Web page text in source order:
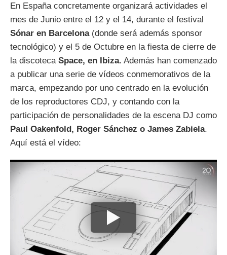
En España concretamente organizará actividades el
mes de Junio entre el 12 y el 14, durante el festival
Sónar en Barcelona (donde será además sponsor
tecnológico) y el 5 de Octubre en la fiesta de cierre de
la discoteca Space, en Ibiza. Además han comenzado
a publicar una serie de vídeos conmemorativos de la
marca, empezando por uno centrado en la evolución
de los reproductores CDJ, y contando con la
participación de personalidades de la escena DJ como
Paul Oakenfold, Roger Sánchez o James Zabiela.
Aquí está el vídeo: